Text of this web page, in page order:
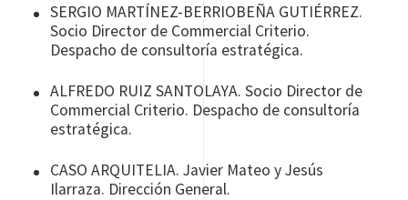
SERGIO MARTÍNEZ-BERRIOBEÑA GUTIÉRREZ.
Socio Director de Commercial Criterio.
Despacho de consultoría estratégica.
ALFREDO RUIZ SANTOLAYA. Socio Director de
Commercial Criterio. Despacho de consultoría
estratégica.
CASO ARQUITELIA. Javier Mateo y Jesús
Ilarraza. Dirección General.